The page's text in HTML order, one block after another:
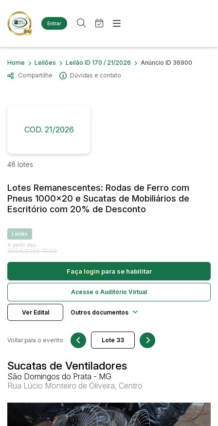
Entrar
Criar conta Entrar
Site
Agenda
Quem Somos
Diversos
Imóveis
Terreno
Sucata Ferrosa
Veículos
Ambulância
Caminhonetes
Carros
SUV
Utilitário & furgão
Busca por palavra-chave
Bairro
Judiciais Extrajudiciais
Faixa de valor
Quem Somos
Home Leilões Leilão ID 170 / 21/2026
Anúncio ID 36900
Compartilhe
Dúvidas e contato
COD. 21/2026
48 lotes
Lotes Remanescentes: Rodas de Ferro com
Pneus 1000x20 e Sucatas de Mobiliários de
Escritório com 20% de Desconto
Leilão
A partir das
10/06/2026 10:00
Faça login para se habilitar
Acesse o Auditório Virtual
Ver Edital Outros documentos
Sucatas de Ventiladores
São Domingos do Prata - MG
Rua Lúcio Monteiro de Oliveira, Centro
Voltar para o evento